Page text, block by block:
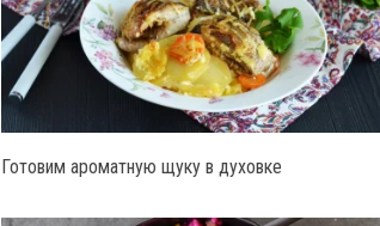
Готовим ароматную щуку в духовке